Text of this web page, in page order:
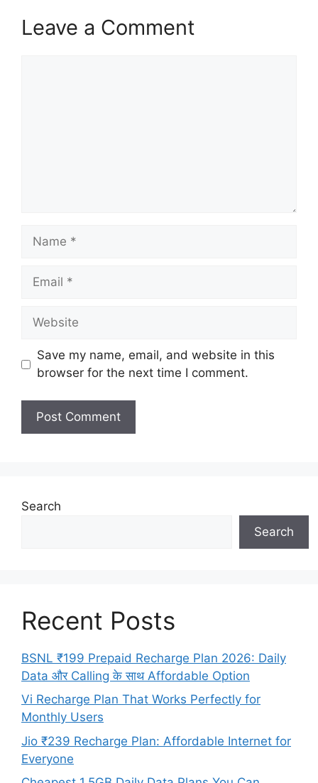
Leave a Comment
Name
Email
Website
Save my name, email, and website in this
browser for the next time I comment.
Search
Search
Recent Posts
BSNL ₹199 Prepaid Recharge Plan 2026: Daily
Data और Calling के साथ Affordable Option
Vi Recharge Plan That Works Perfectly for
Monthly Users
Jio ₹239 Recharge Plan: Affordable Internet for
Everyone